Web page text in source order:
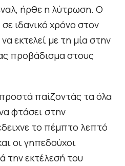
ήρθε η λύτρωση. Ο
ιδανικό χρόνο στον
εκτελεί με τη μία στην
προβάδισμα στους
παίζοντάς τα όλα
φτάσει στην
το πέμπτο λεπτό
οι γηπεδούχοι
την εκτέλεσή του